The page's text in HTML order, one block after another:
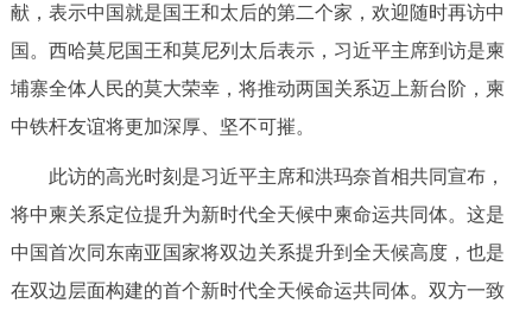
献，表示中国就是国王和太后的第二个家，欢迎随时再访中
国。西哈莫尼国王和莫尼列太后表示，习近平主席到访是柬
埔寨全体人民的莫大荣幸，将推动两国关系迈上新台阶，柬
中铁杆友谊将更加深厚、坚不可摧。
此访的高光时刻是习近平主席和洪玛奈首相共同宣布，
将中柬关系定位提升为新时代全天候中柬命运共同体。这是
中国首次同东南亚国家将双边关系提升到全天候高度，也是
在双边层面构建的首个新时代全天候命运共同体。双方一致